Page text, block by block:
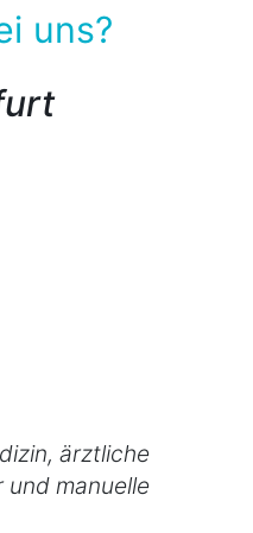
uns?
ärztliche
manuelle